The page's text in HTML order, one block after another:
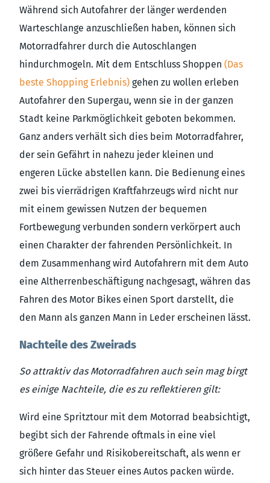
Während sich Autofahrer der länger werdenden
Warteschlange anzuschließen haben, können sich
Motorradfahrer durch die Autoschlangen
hindurchmogeln. Mit dem Entschluss Shoppen (Das
beste Shopping Erlebnis) gehen zu wollen erleben
Autofahrer den Supergau, wenn sie in der ganzen
Stadt keine Parkmöglichkeit geboten bekommen.
Ganz anders verhält sich dies beim Motorradfahrer,
der sein Gefährt in nahezu jeder kleinen und
engeren Lücke abstellen kann. Die Bedienung eines
zwei bis vierrädrigen Kraftfahrzeugs wird nicht nur
mit einem gewissen Nutzen der bequemen
Fortbewegung verbunden sondern verkörpert auch
einen Charakter der fahrenden Persönlichkeit. In
dem Zusammenhang wird Autofahrern mit dem Auto
eine Altherrenbeschäftigung nachgesagt, währen das
Fahren des Motor Bikes einen Sport darstellt, die
den Mann als ganzen Mann in Leder erscheinen lässt.
Nachteile des Zweirads
So attraktiv das Motorradfahren auch sein mag birgt
es einige Nachteile, die es zu reflektieren gilt:
Wird eine Spritztour mit dem Motorrad beabsichtigt,
begibt sich der Fahrende oftmals in eine viel
größere Gefahr und Risikobereitschaft, als wenn er
sich hinter das Steuer eines Autos packen würde.